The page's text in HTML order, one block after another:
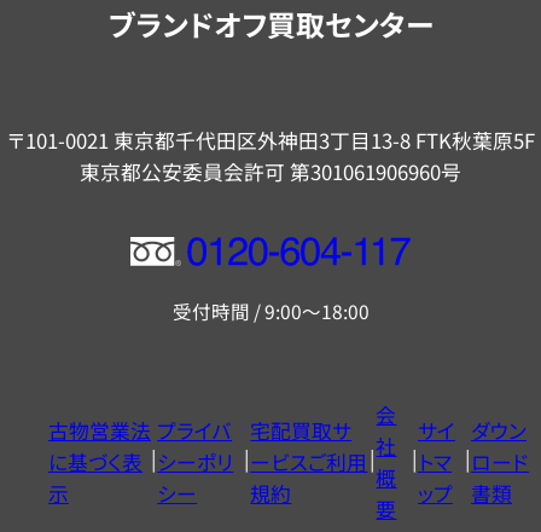
ブランドオフ買取センター
〒101-0021 東京都千代田区外神田3丁目13-8 FTK秋葉原5F
東京都公安委員会許可 第301061906960号
フ
ー
ヤ
ル
0120604117
受付時間 / 9:00～18:00
古物営業法
に基づく表
示
プライバ
シーポリ
シー
宅配買取サ
ービスご利用
規約
会
社
概
要
サイ
トマ
ップ
ダウン
ロード
書類